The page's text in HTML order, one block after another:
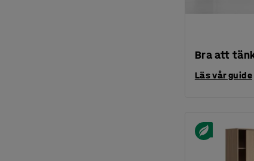
Bra att
Läs vår guide